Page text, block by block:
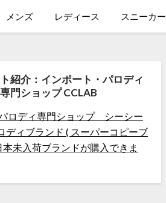
メンズ レディース スニーカー
紹介：インポート・パロディ
専門ショップ CCLAB